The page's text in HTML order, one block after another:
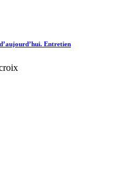
Entretien